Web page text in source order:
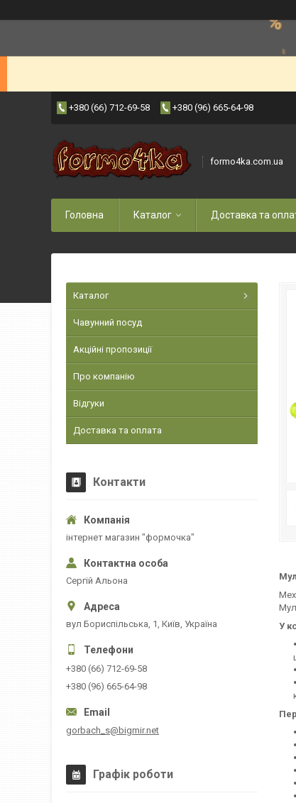
+380 (66) 712-69-58 +380 (96) 665-64-98
formo4ka.com.ua
Головна Каталог Доставка та
У
Каталог
Чавунний посуд
Акційні пропозиції
Про компанію
Відгуки
Доставка та оплата
Контакти
інтернет магазин "формочка"
Сергій Альона
вул Бориспільська, 1, Київ, Україна
+380 (66) 712-69-58
+380 (96) 665-64-98
gorbach_s@bigmir.net
Графік роботи